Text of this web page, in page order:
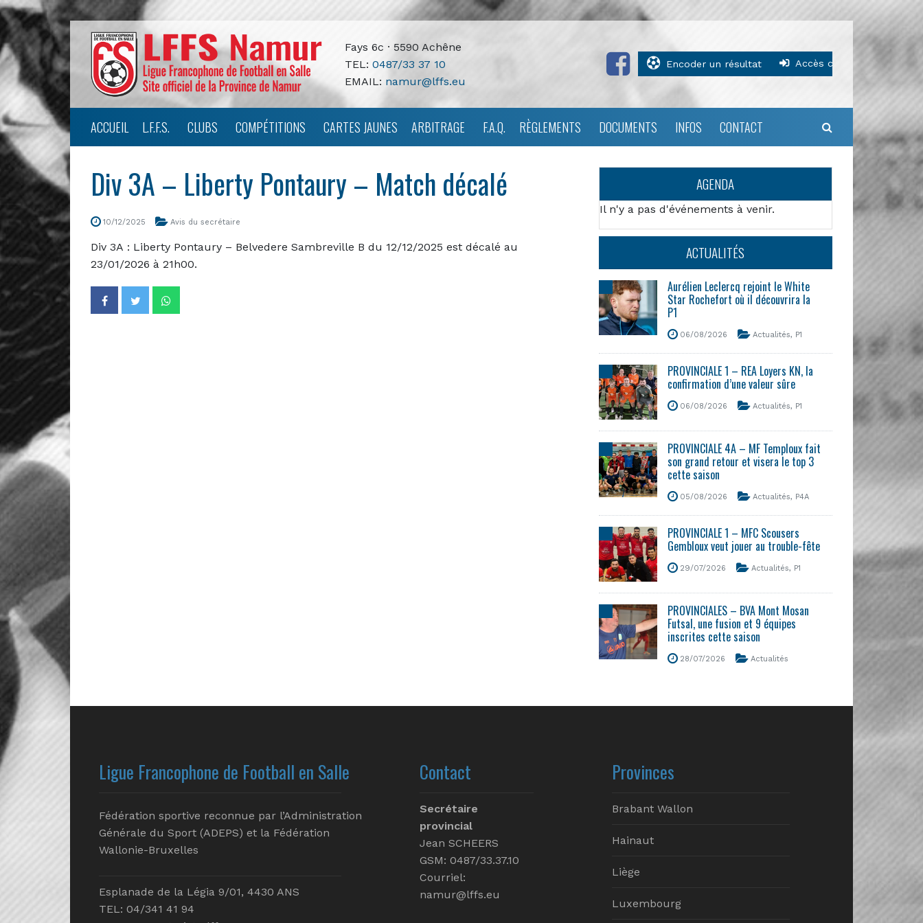
Fays 6c · 5590 Achêne
TEL: 0487/33 37 10
EMAIL: namur@lffs.eu
Encoder un résultat Accès clubs
ACCUEIL L.F.F.S. CLUBS COMPÉTITIONS CARTES JAUNES ARBITRAGE F.A.Q. RÈGLEMENTS DOCUMENTS INFOS CONTACT
Div 3A – Liberty Pontaury – Match décalé
10/12/2025 Avis du secrétaire
Div 3A : Liberty Pontaury – Belvedere Sambreville B du 12/12/2025 est décalé au
23/01/2026 à 21h00.
AGENDA
Il n'y a pas d'événements à venir.
ACTUALITÉS
Aurélien Leclercq rejoint le White
Star Rochefort où il découvrira la
P1
06/08/2026 Actualités, P1
PROVINCIALE 1 – REA Loyers KN, la
confirmation d’une valeur sûre
06/08/2026 Actualités, P1
PROVINCIALE 4A – MF Temploux fait
son grand retour et visera le top 3
cette saison
05/08/2026 Actualités, P4A
PROVINCIALE 1 – MFC Scousers
Gembloux veut jouer au trouble-fête
29/07/2026 Actualités, P1
PROVINCIALES – BVA Mont Mosan
Futsal, une fusion et 9 équipes
inscrites cette saison
28/07/2026 Actualités
Ligue Francophone de Football en Salle
Fédération sportive reconnue par l’Administration
Générale du Sport (ADEPS) et la Fédération
Wallonie-Bruxelles
Esplanade de la Légia 9/01, 4430 ANS
TEL: 04/341 41 94
Contact
Secrétaire
provincial
Jean SCHEERS
GSM: 0487/33.37.10
Courriel:
namur@lffs.eu
Provinces
Brabant Wallon
Hainaut
Liège
Luxembourg